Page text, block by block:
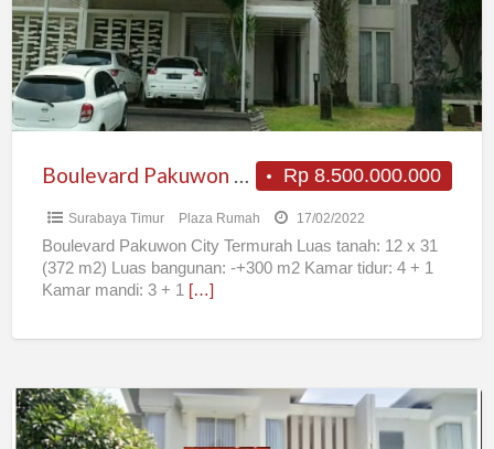
Rp 8.500.000.000
Boulevard Pakuwon City Termurah
Surabaya Timur Plaza Rumah 17/02/2022
Boulevard Pakuwon City Termurah Luas tanah: 12 x 31
(372 m2) Luas bangunan: -+300 m2 Kamar tidur: 4 + 1
Kamar mandi: 3 + 1
[…]
Rumah
Pakuwon